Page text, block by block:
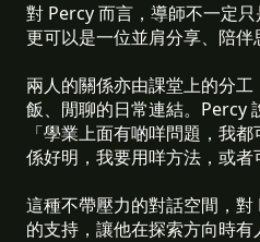
對 Percy 而言，導師不一定只
更可以是一位並肩分享、陪伴
兩人的關係亦由課堂上的分
飯、閒聊的日常連結。Percy
「學業上面有啲咩問題，我
係好明，我要用咩方法，或者
這種不帶壓力的對話空間，
的支持，讓他在探索方向時有